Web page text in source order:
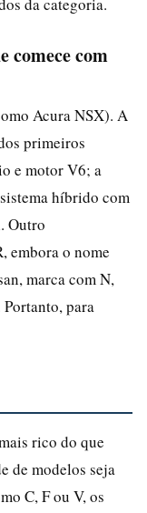
comece com
Acura NSX). A
primeiros
e motor V6; a
híbrido com
Outro
embora o nome
marca com N,
para
rico do que
de modelos seja
C, F ou V, os